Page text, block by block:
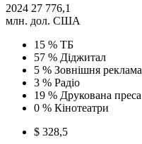
2024 27 776,1
млн. дол. США
15 % ТБ
57 % Діджитал
5 % Зовнішня реклама
3 % Радіо
19 % Друкована преса
0 % Кінотеатри
$ 328,5